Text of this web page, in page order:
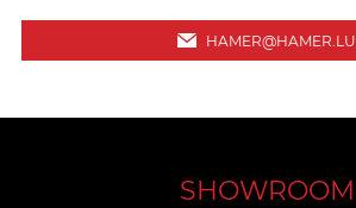
HAMER@HAMER.LU
SHOWROOM